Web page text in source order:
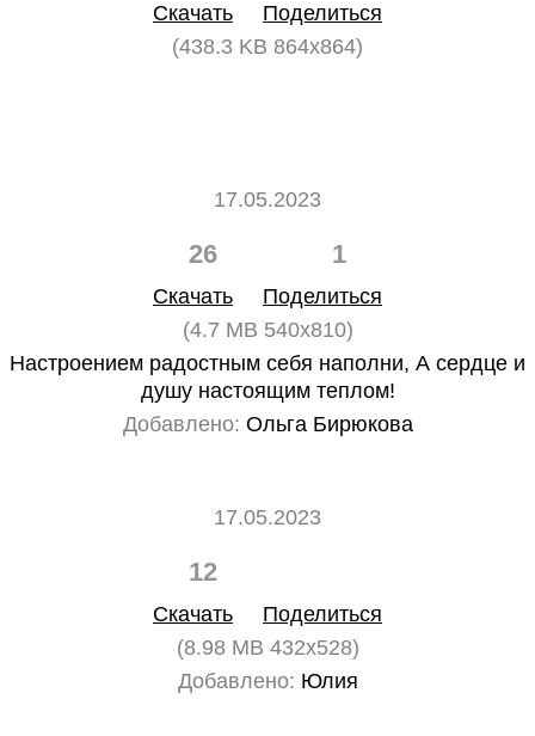
Скачать
Поделиться
(438.3 KB 864x864)
17.05.2023
26 1
Скачать
Поделиться
(4.7 MB 540x810)
Настроением радостным себя наполни, А сердце и
душу настоящим теплом!
Добавлено: Ольга Бирюкова
17.05.2023
12
Скачать
Поделиться
(8.98 MB 432x528)
Добавлено: Юлия